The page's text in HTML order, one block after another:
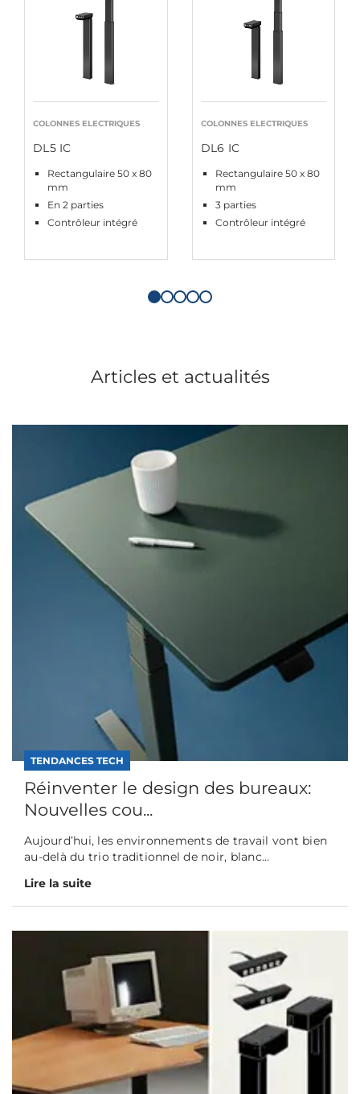
COLONNES ELECTRIQUES
DL5 IC
Rectangulaire 50 x 80
mm
En 2 parties
Contrôleur intégré
COLONNES ELECTRIQUES
DL6 IC
Rectangulaire 50 x 80
mm
3 parties
Contrôleur intégré
Articles et actualités
TENDANCES TECH
Réinventer le design des bureaux:
Nouvelles cou...
Aujourd’hui, les environnements de travail vont bien
au-delà du trio traditionnel de noir, blanc...
Lire la suite